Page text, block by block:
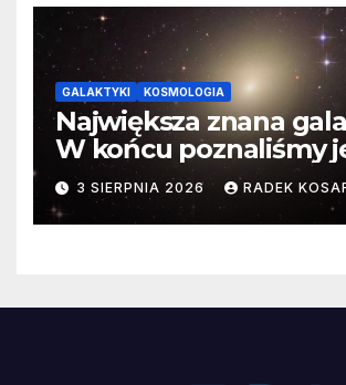
GALAKTYKI KOSMOLOGIA
Największa znana
W końcu poznaliśmy
faktyczne wymiary
3 SIERPNIA 2026 RADEK